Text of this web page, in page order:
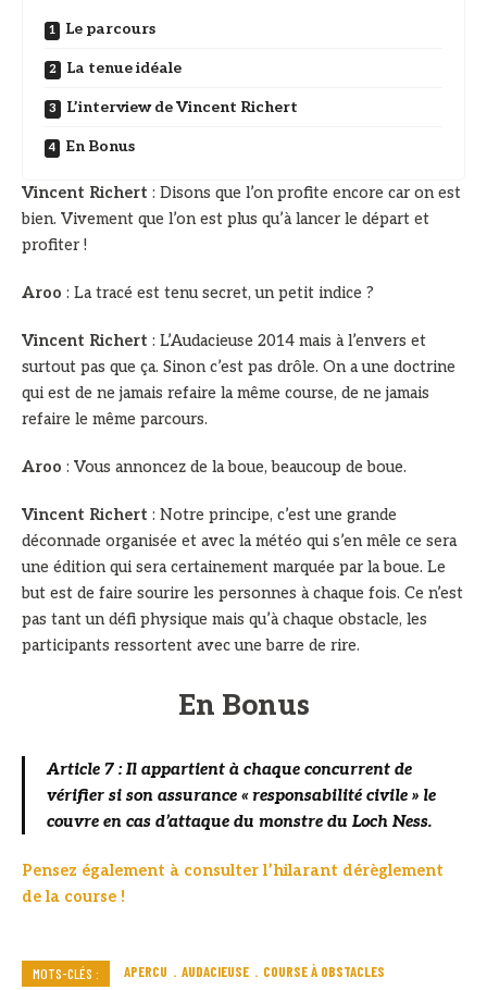
Le parcours
La tenue idéale
L’interview de Vincent Richert
En Bonus
Vincent Richert : Disons que l’on profite encore car on est
bien. Vivement que l’on est plus qu’à lancer le départ et
profiter !
Aroo : La tracé est tenu secret, un petit indice ?
Vincent Richert : L’Audacieuse 2014 mais à l’envers et
surtout pas que ça. Sinon c’est pas drôle. On a une doctrine
qui est de ne jamais refaire la même course, de ne jamais
refaire le même parcours.
Aroo : Vous annoncez de la boue, beaucoup de boue.
Vincent Richert : Notre principe, c’est une grande
déconnade organisée et avec la météo qui s’en mêle ce sera
une édition qui sera certainement marquée par la boue. Le
but est de faire sourire les personnes à chaque fois. Ce n’est
pas tant un défi physique mais qu’à chaque obstacle, les
participants ressortent avec une barre de rire.
En Bonus
Article 7 : Il appartient à chaque concurrent de
vérifier si son assurance « responsabilité civile » le
couvre en cas d’attaque du monstre du Loch Ness.
Pensez également à consulter l’hilarant dérèglement
de la course !
MOTS-CLÉS : APERCU AUDACIEUSE COURSE À OBSTACLES